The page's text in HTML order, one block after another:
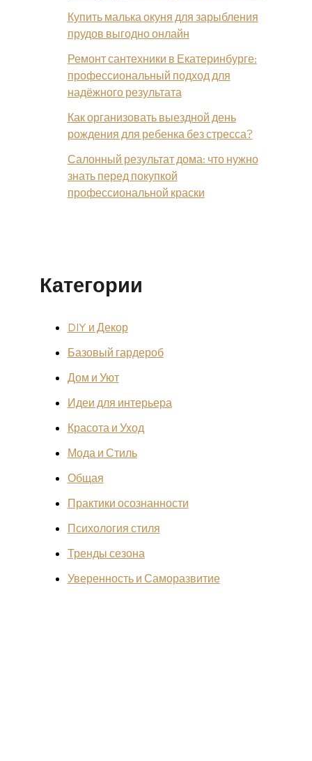
Купить малька окуня для зарыбления
прудов выгодно онлайн
Ремонт сантехники в Екатеринбурге:
профессиональный подход для
надёжного результата
Как организовать выездной день
рождения для ребенка без стресса?
Салонный результат дома: что нужно
знать перед покупкой
профессиональной краски
Категории
DIY и Декор
Базовый гардероб
Дом и Уют
Идеи для интерьера
Красота и Уход
Мода и Стиль
Общая
Практики осознанности
Психология стиля
Тренды сезона
Уверенность и Саморазвитие